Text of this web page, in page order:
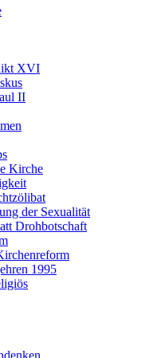
XVI
II
Kirche
der Sexualität
Drohbotschaft
1995